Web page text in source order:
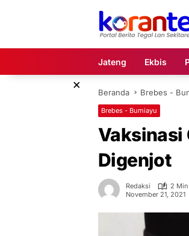
Jateng Ekbis
×
Beranda Brebes -
Brebes - Bumiayu
Vaksinasi
Digenjot
Redaksi
2 Min
November 21, 2021